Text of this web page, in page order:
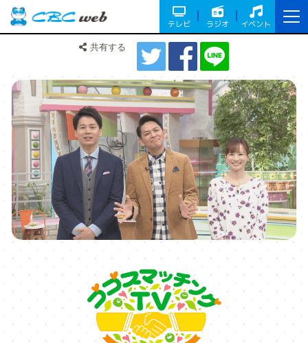
テレビ ラジオ イベント
共有する